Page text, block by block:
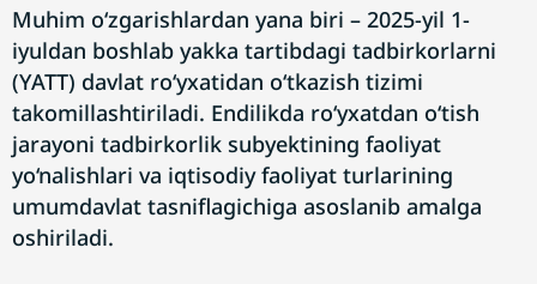
Muhim o‘zgarishlardan yana biri – 2025-yil 1-
iyuldan boshlab yakka tartibdagi tadbirkorlarni
(YATT) davlat ro‘yxatidan o‘tkazish tizimi
takomillashtiriladi. Endilikda ro‘yxatdan o‘tish
jarayoni tadbirkorlik subyektining faoliyat
yo‘nalishlari va iqtisodiy faoliyat turlarining
umumdavlat tasniflagichiga asoslanib amalga
oshiriladi.